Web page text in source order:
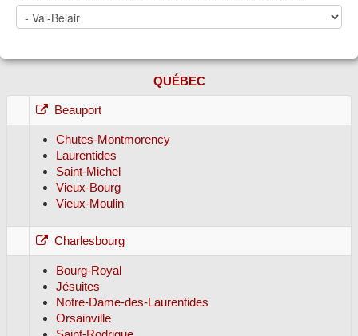
QUÉBEC
Beauport
Chutes-Montmorency
Laurentides
Saint-Michel
Vieux-Bourg
Vieux-Moulin
Charlesbourg
Bourg-Royal
Jésuites
Notre-Dame-des-Laurentides
Orsainville